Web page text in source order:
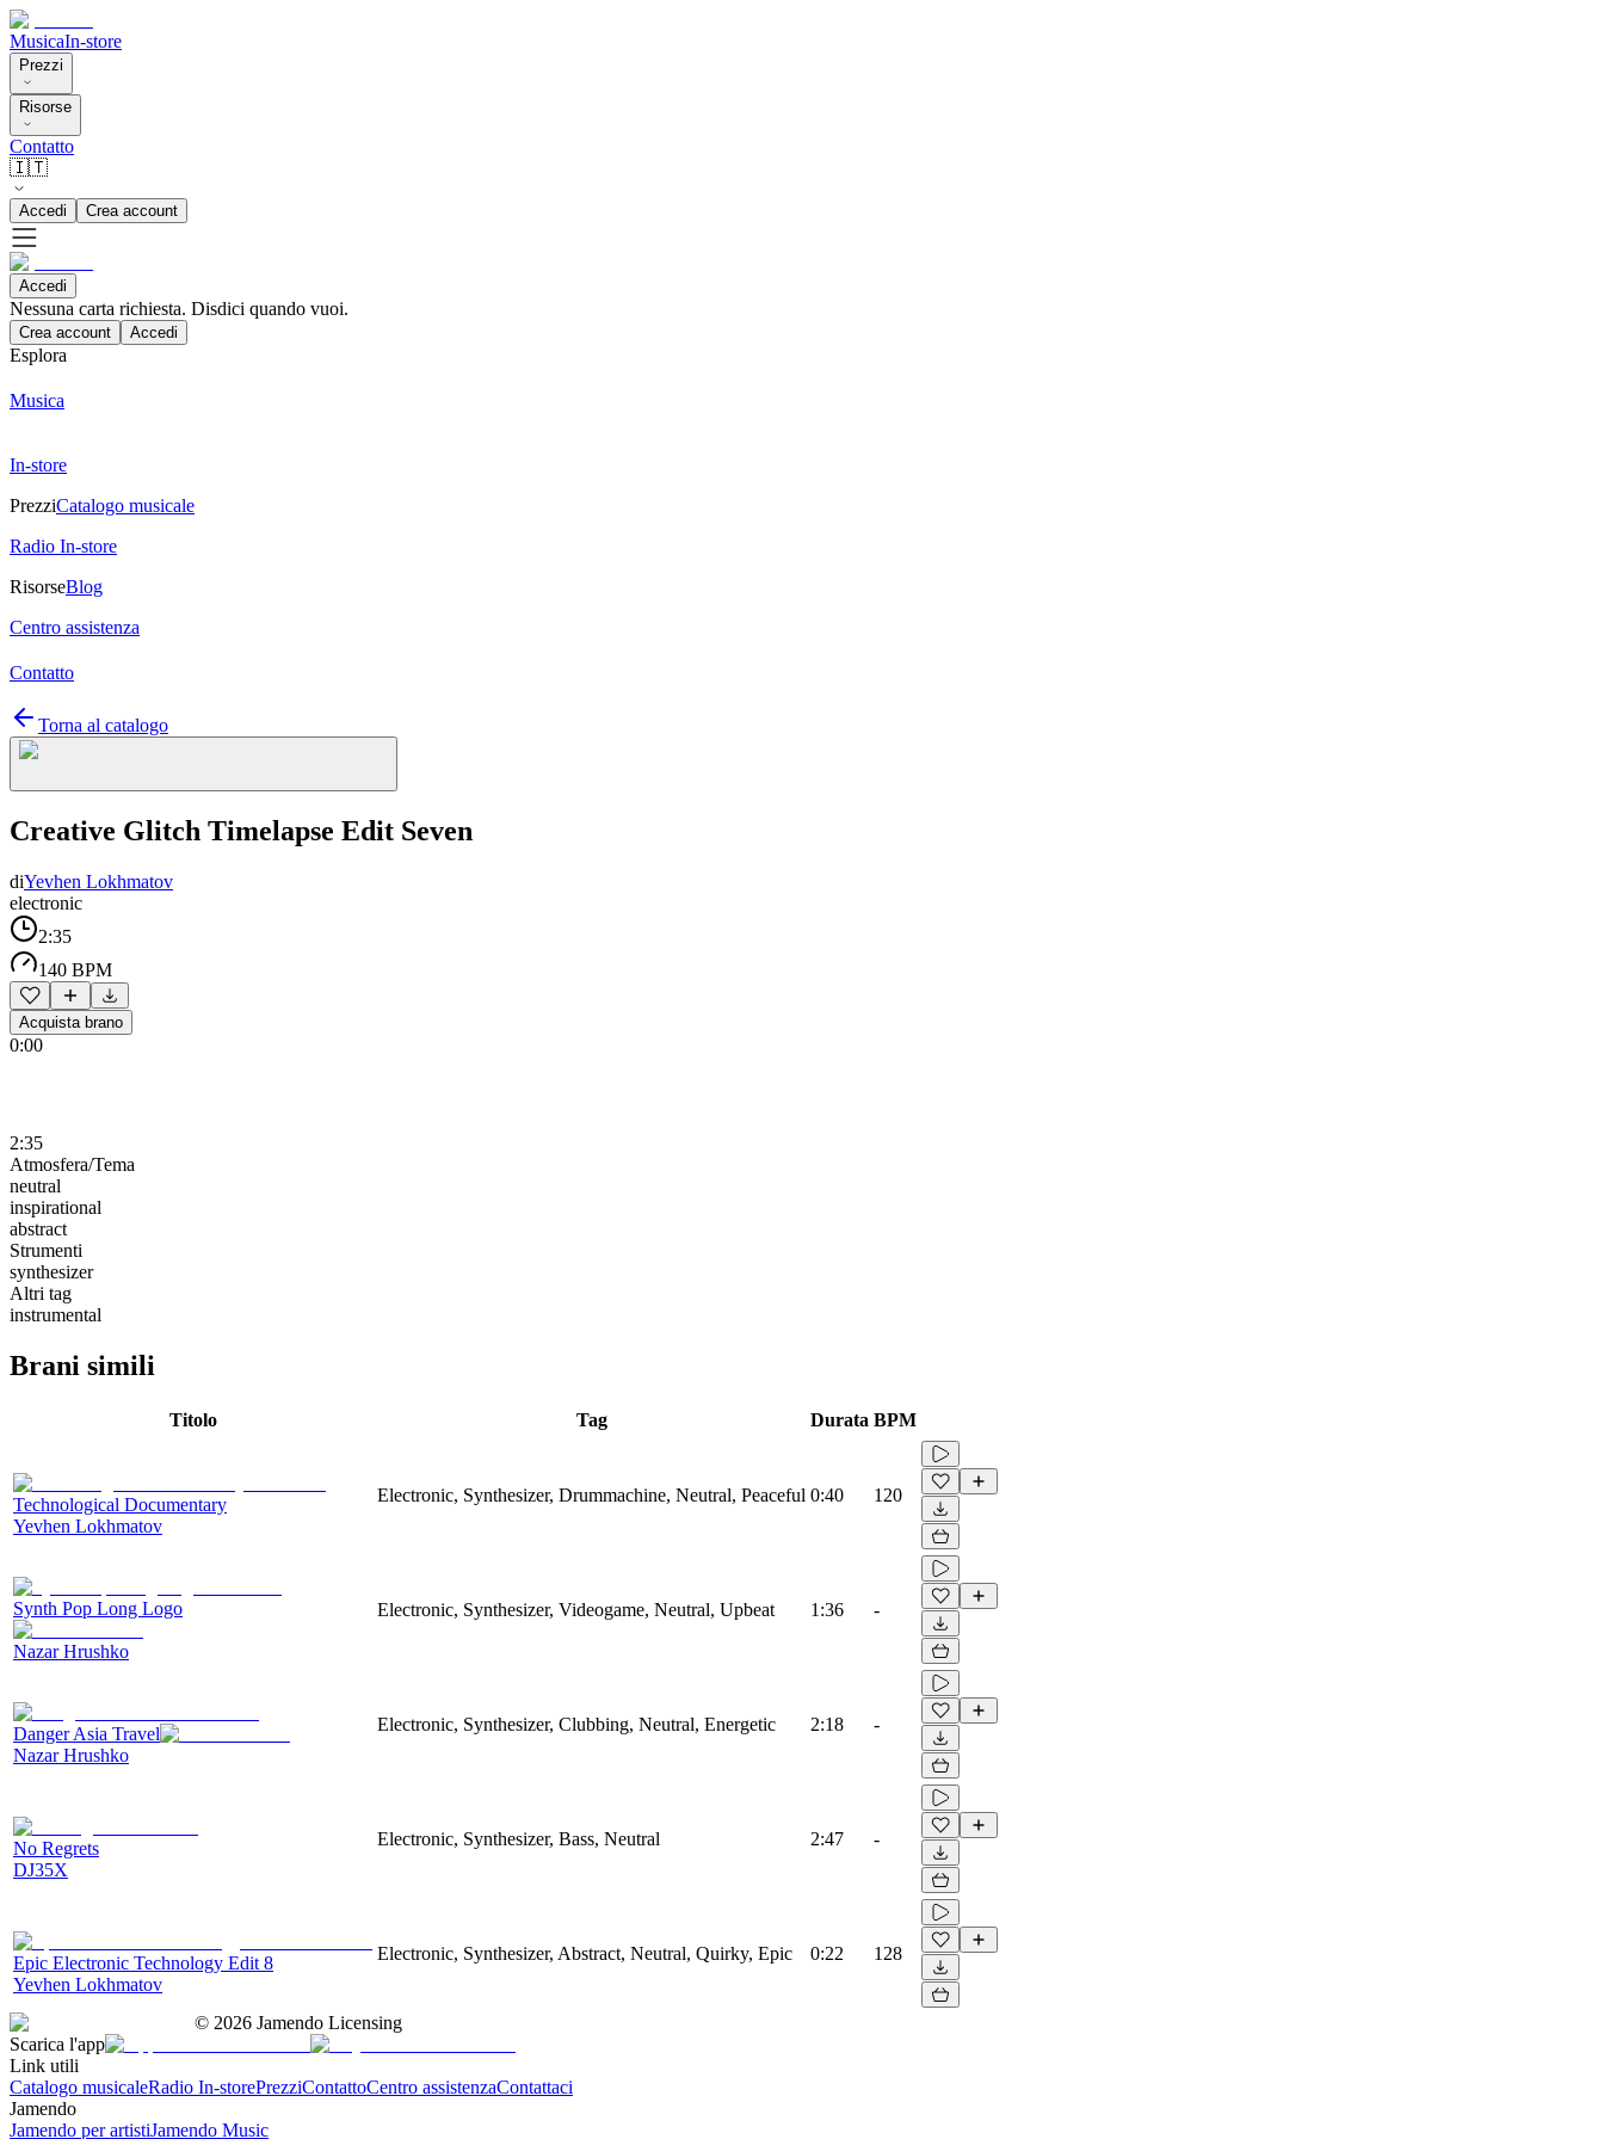
MusicaIn-store
Prezzi
Risorse
Contatto
🇮🇹
Accedi Crea account
Accedi
Nessuna carta richiesta. Disdici quando vuoi.
Crea account Accedi
Esplora
Musica
In-store
PrezziCatalogo musicale
Radio In-store
RisorseBlog
Centro assistenza
Contatto
Torna al catalogo
Creative Glitch Timelapse Edit Seven
diYevhen Lokhmatov
electronic
2:35
140 BPM
Acquista brano
0:00
2:35
Atmosfera/Tema
neutral
inspirational
abstract
Strumenti
synthesizer
Altri tag
instrumental
Brani simili
Titolo Tag Durata BPM
Technological Documentary
Yevhen Lokhmatov
Electronic, Synthesizer, Drummachine, Neutral, Peaceful 0:40 120
Synth Pop Long Logo
Nazar Hrushko
Electronic, Synthesizer, Videogame, Neutral, Upbeat 1:36 -
Danger Asia Travel
Nazar Hrushko
Electronic, Synthesizer, Clubbing, Neutral, Energetic 2:18 -
No Regrets
DJ35X
Electronic, Synthesizer, Bass, Neutral 2:47 -
Epic Electronic Technology Edit 8
Yevhen Lokhmatov
Electronic, Synthesizer, Abstract, Neutral, Quirky, Epic 0:22 128
© 2026 Jamendo Licensing
Scarica l'app
Link utili
Catalogo musicaleRadio In-storePrezziContattoCentro assistenzaContattaci
Jamendo
Jamendo per artistiJamendo Music